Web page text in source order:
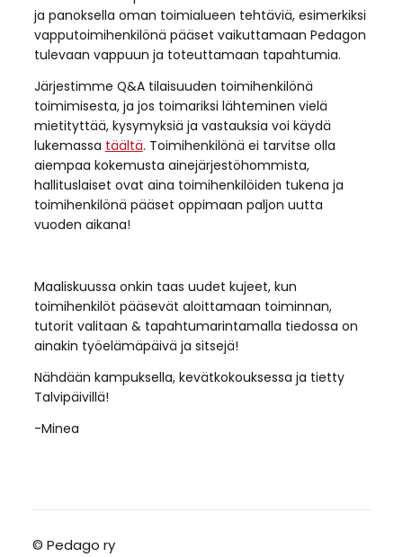
ja panoksella oman toimialueen tehtäviä, esimerkiksi
vapputoimihenkilönä pääset vaikuttamaan Pedagon
tulevaan vappuun ja toteuttamaan tapahtumia.
Järjestimme Q&A tilaisuuden toimihenkilönä
toimimisesta, ja jos toimariksi lähteminen vielä
mietityttää, kysymyksiä ja vastauksia voi käydä
lukemassa täältä. Toimihenkilönä ei tarvitse olla
aiempaa kokemusta ainejärjestöhommista,
hallituslaiset ovat aina toimihenkilöiden tukena ja
toimihenkilönä pääset oppimaan paljon uutta
vuoden aikana!
Maaliskuussa onkin taas uudet kujeet, kun
toimihenkilöt pääsevät aloittamaan toiminnan,
tutorit valitaan & tapahtumarintamalla tiedossa on
ainakin työelämäpäivä ja sitsejä!
Nähdään kampuksella, kevätkokouksessa ja tietty
Talvipäivillä!
-Minea
© Pedago ry